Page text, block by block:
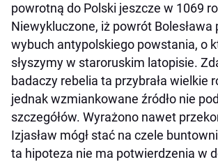
powrotną do Polski jeszcze w 1069
Niewykluczone, iż powrót Bolesława
wybuch antypolskiego powstania, o
słyszymy w staroruskim latopisie.
badaczy rebelia ta przybrała wielkie
jednak wzmiankowane źródło nie
szczegółów. Wyrażono nawet
Izjasław mógł stać na czele
ta hipoteza nie ma potwierdzenia w